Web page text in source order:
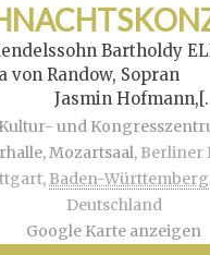
Bartholdy
von Randow,
Kultur- und
Mozartsaal, Berliner
, Baden-Württemberg
Deutschland
Google Karte anzeigen